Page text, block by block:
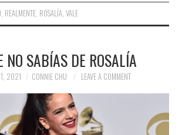
, REALMENTE, ROSALÍA, VALE
NO SABÍAS DE ROSALÍA
2021 CONNIE CHU LEAVE A COMMENT